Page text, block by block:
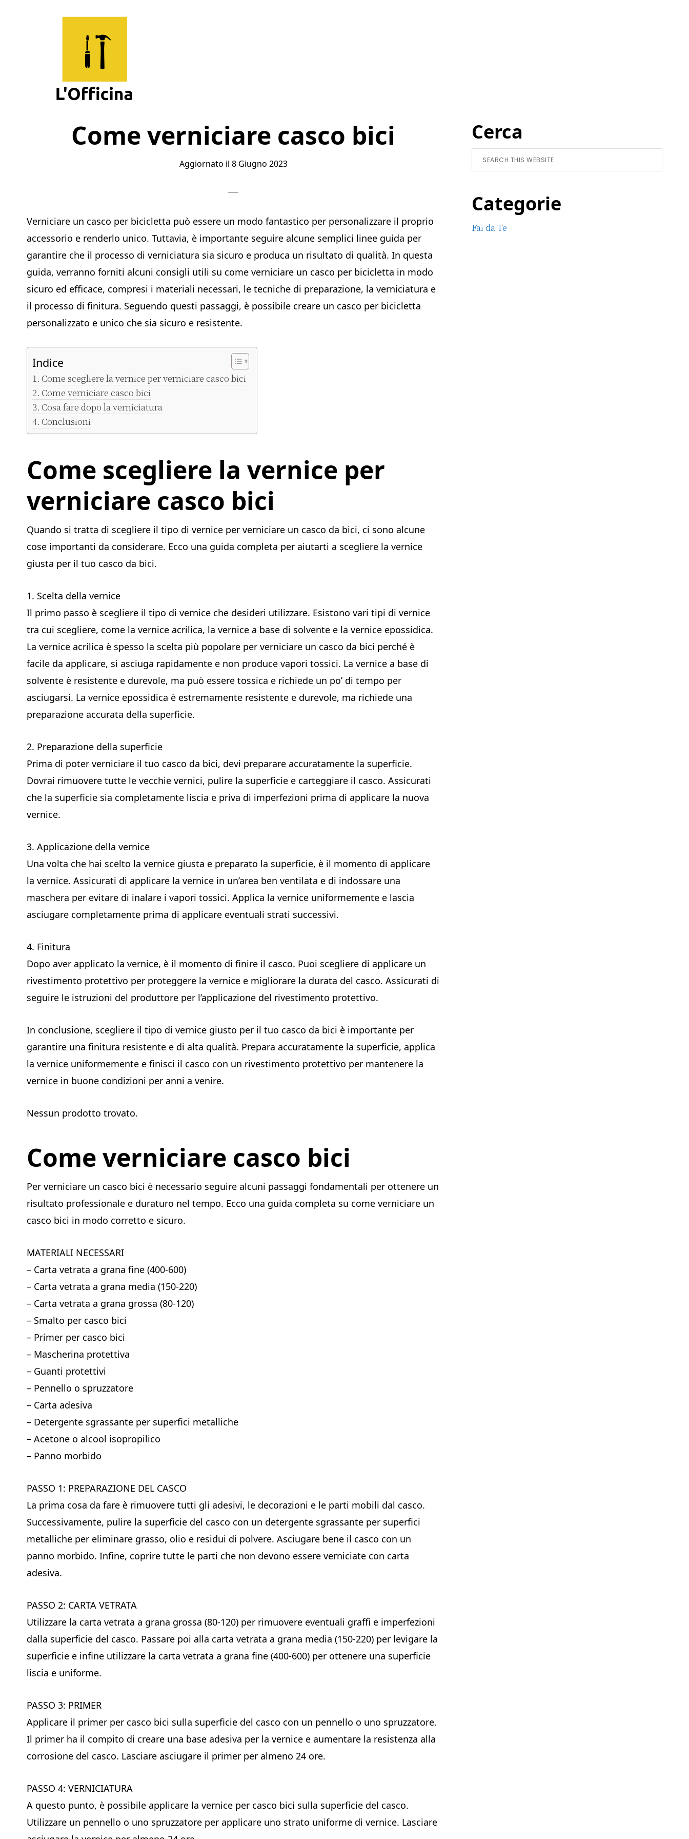
Come verniciare casco bici
Aggiornato il 8 Giugno 2023
Verniciare un casco per bicicletta può essere un modo fantastico per personalizzare il proprio
accessorio e renderlo unico. Tuttavia, è importante seguire alcune semplici linee guida per
garantire che il processo di verniciatura sia sicuro e produca un risultato di qualità. In questa
guida, verranno forniti alcuni consigli utili su come verniciare un casco per bicicletta in modo
sicuro ed efficace, compresi i materiali necessari, le tecniche di preparazione, la verniciatura e
il processo di finitura. Seguendo questi passaggi, è possibile creare un casco per bicicletta
personalizzato e unico che sia sicuro e resistente.
Indice
Come scegliere la vernice per verniciare casco bici
Come verniciare casco bici
Cosa fare dopo la verniciatura
Conclusioni
Come scegliere la vernice per
verniciare casco bici
Quando si tratta di scegliere il tipo di vernice per verniciare un casco da bici, ci sono alcune
cose importanti da considerare. Ecco una guida completa per aiutarti a scegliere la vernice
giusta per il tuo casco da bici.
1. Scelta della vernice
Il primo passo è scegliere il tipo di vernice che desideri utilizzare. Esistono vari tipi di vernice
tra cui scegliere, come la vernice acrilica, la vernice a base di solvente e la vernice epossidica.
La vernice acrilica è spesso la scelta più popolare per verniciare un casco da bici perché è
facile da applicare, si asciuga rapidamente e non produce vapori tossici. La vernice a base di
solvente è resistente e durevole, ma può essere tossica e richiede un po’ di tempo per
asciugarsi. La vernice epossidica è estremamente resistente e durevole, ma richiede una
preparazione accurata della superficie.
2. Preparazione della superficie
Prima di poter verniciare il tuo casco da bici, devi preparare accuratamente la superficie.
Dovrai rimuovere tutte le vecchie vernici, pulire la superficie e carteggiare il casco. Assicurati
che la superficie sia completamente liscia e priva di imperfezioni prima di applicare la nuova
vernice.
3. Applicazione della vernice
Una volta che hai scelto la vernice giusta e preparato la superficie, è il momento di applicare
la vernice. Assicurati di applicare la vernice in un’area ben ventilata e di indossare una
maschera per evitare di inalare i vapori tossici. Applica la vernice uniformemente e lascia
asciugare completamente prima di applicare eventuali strati successivi.
4. Finitura
Dopo aver applicato la vernice, è il momento di finire il casco. Puoi scegliere di applicare un
rivestimento protettivo per proteggere la vernice e migliorare la durata del casco. Assicurati di
seguire le istruzioni del produttore per l’applicazione del rivestimento protettivo.
In conclusione, scegliere il tipo di vernice giusto per il tuo casco da bici è importante per
garantire una finitura resistente e di alta qualità. Prepara accuratamente la superficie, applica
la vernice uniformemente e finisci il casco con un rivestimento protettivo per mantenere la
vernice in buone condizioni per anni a venire.
Nessun prodotto trovato.
Come verniciare casco bici
Per verniciare un casco bici è necessario seguire alcuni passaggi fondamentali per ottenere un
risultato professionale e duraturo nel tempo. Ecco una guida completa su come verniciare un
casco bici in modo corretto e sicuro.
MATERIALI NECESSARI
– Carta vetrata a grana fine (400-600)
– Carta vetrata a grana media (150-220)
– Carta vetrata a grana grossa (80-120)
– Smalto per casco bici
– Primer per casco bici
– Mascherina protettiva
– Guanti protettivi
– Pennello o spruzzatore
– Carta adesiva
– Detergente sgrassante per superfici metalliche
– Acetone o alcool isopropilico
– Panno morbido
PASSO 1: PREPARAZIONE DEL CASCO
La prima cosa da fare è rimuovere tutti gli adesivi, le decorazioni e le parti mobili dal casco.
Successivamente, pulire la superficie del casco con un detergente sgrassante per superfici
metalliche per eliminare grasso, olio e residui di polvere. Asciugare bene il casco con un
panno morbido. Infine, coprire tutte le parti che non devono essere verniciate con carta
adesiva.
PASSO 2: CARTA VETRATA
Utilizzare la carta vetrata a grana grossa (80-120) per rimuovere eventuali graffi e imperfezioni
dalla superficie del casco. Passare poi alla carta vetrata a grana media (150-220) per levigare la
superficie e infine utilizzare la carta vetrata a grana fine (400-600) per ottenere una superficie
liscia e uniforme.
PASSO 3: PRIMER
Applicare il primer per casco bici sulla superficie del casco con un pennello o uno spruzzatore.
Il primer ha il compito di creare una base adesiva per la vernice e aumentare la resistenza alla
corrosione del casco. Lasciare asciugare il primer per almeno 24 ore.
PASSO 4: VERNICIATURA
A questo punto, è possibile applicare la vernice per casco bici sulla superficie del casco.
Utilizzare un pennello o uno spruzzatore per applicare uno strato uniforme di vernice. Lasciare
Primary
Sidebar
Cerca
Search
this
Categorie
Fai da Te